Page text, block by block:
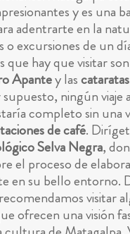
y es una
adentrarte en la
o excursiones de un
que hay que visitar
Apantey las
supuesto, ningún viaje a
completo sin una
de café.
Selva Negra,
el proceso de
en su bello entorno.
visitar
ofrecen una visión